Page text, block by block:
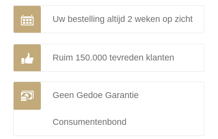
Uw bestelling altijd 2 weken op zicht
Ruim 150.000 tevreden klanten
Geen Gedoe Garantie
Consumentenbond